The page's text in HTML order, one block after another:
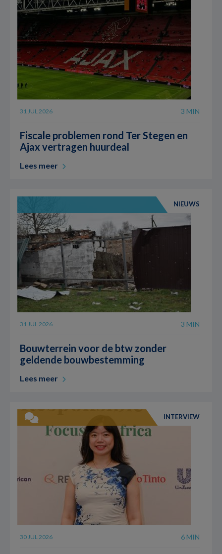
31 JUL 2026 3 MIN
Fiscale problemen rond Ter Stegen en
Ajax vertragen huurdeal
Lees meer
NIEUWS
31 JUL 2026 3 MIN
Bouwterrein voor de btw zonder
geldende bouwbestemming
Lees meer
INTERVIEW
30 JUL 2026 6 MIN